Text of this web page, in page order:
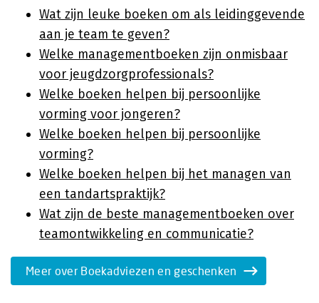
Wat zijn leuke boeken om als leidinggevende
aan je team te geven?
Welke managementboeken zijn onmisbaar
voor jeugdzorgprofessionals?
Welke boeken helpen bij persoonlijke
vorming voor jongeren?
Welke boeken helpen bij persoonlijke
vorming?
Welke boeken helpen bij het managen van
een tandartspraktijk?
Wat zijn de beste managementboeken over
teamontwikkeling en communicatie?
Meer over Boekadviezen en geschenken